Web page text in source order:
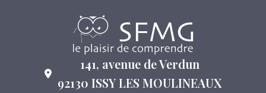
141, avenue de Verdun
92130 ISSY LES MOULINEAUX